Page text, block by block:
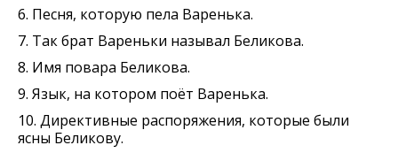
6. Песня, которую пела Варенька.
7. Так брат Вареньки называл Беликова.
8. Имя повара Беликова.
9. Язык, на котором поёт Варенька.
10. Директивные распоряжения, которые были
ясны Беликову.